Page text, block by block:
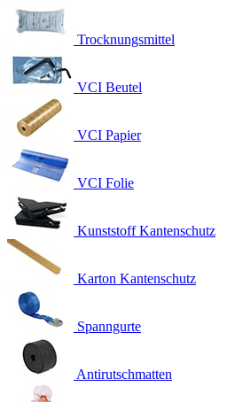
Trocknungsmittel
VCI Beutel
VCI Papier
VCI Folie
Kunststoff Kantenschutz
Karton Kantenschutz
Spanngurte
Antirutschmatten